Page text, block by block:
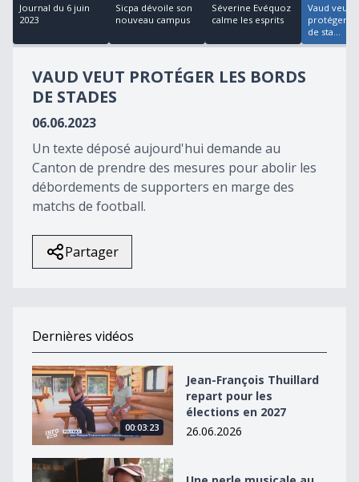
18
minutes,
seconds
Journal du 6 juin
2023
Sicpa dévoile son
nouveau campus
Séverine Evéquoz
calme les esprits
Vaud veut
protéger
de sta...
VAUD VEUT PROTÉGER LES BORDS
DE STADES
06.06.2023
Un texte déposé aujourd'hui demande au
Canton de prendre des mesures pour abolir les
débordements de supporters en marge des
matchs de football.
Partager
Dernières vidéos
Jean-François Thuillard repart pour les élections en
00:03:23
Jean-François Thuillard
repart pour les
élections en 2027
26.06.2026
Une perle musicale au &quot;Rock am Wind&quot;